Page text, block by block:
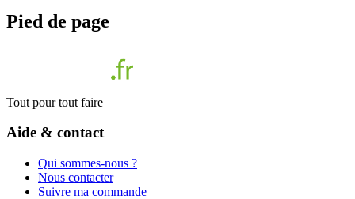
Pied de page
Tout pour tout faire
Aide & contact
Qui sommes-nous ?
Nous contacter
Suivre ma commande